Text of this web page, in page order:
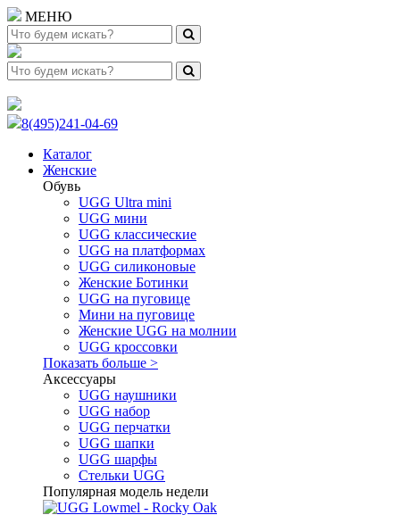
МЕНЮ
8(495)241-04-69
Каталог
Женские
Обувь
UGG Ultra mini
UGG мини
UGG классические
UGG на платформах
UGG силиконовые
Женские Ботинки
UGG на пуговице
Мини на пуговице
Женские UGG на молнии
UGG кроссовки
Показать больше >
Аксессуары
UGG наушники
UGG набор
UGG перчатки
UGG шапки
UGG шарфы
Стельки UGG
Популярная модель недели